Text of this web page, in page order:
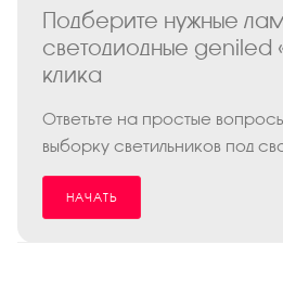
Подберите нужные
светодиодные geniled
клика
Ответьте на простые
выборку светильников под
НАЧАТЬ